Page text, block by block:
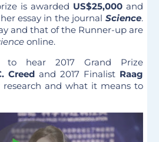
is awarded US$25,000and
essay in the journal Science.
and that of the Runner-up are
online.
to hear 2017 Grand Prize
Creedand 2017 Finalist Raag
and what it means to